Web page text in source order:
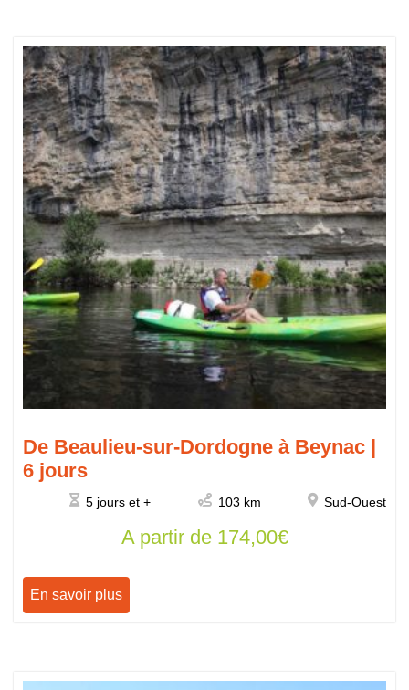
De Beaulieu-sur-Dordogne à Beynac |
6 jours
5 jours et + 103 km Sud-Ouest
A partir de 174,00€
En savoir plus